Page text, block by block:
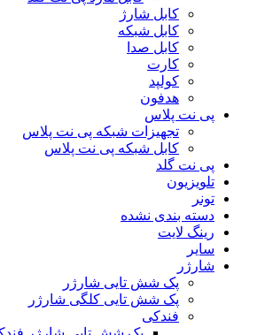
کابل شارژ
کابل شبکه
کابل صدا
کارت
کولپد
هدفون
پی نت پلاس
تجهیزات شبکه پی نت پلاس
کابل شبکه پی نت پلاس
پی نت گلد
تلویزیون
تونر
دسته بندی نشده
رینگ لایت
سایر
شارژر
پک شش تایی شارژر
پک شش تایی کلگی شارژر
فندکی